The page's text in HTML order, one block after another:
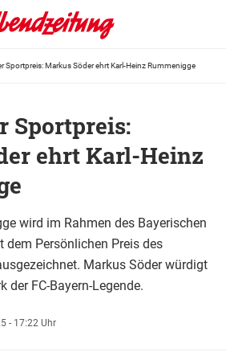
Sportpreis: Markus Söder ehrt Karl-Heinz Rummenigge
Sportpreis:
ehrt Karl-Heinz
wird im Rahmen des Bayerischen
dem Persönlichen Preis des
Markus Söder würdigt
der FC-Bayern-Legende.
- 17:22 Uhr